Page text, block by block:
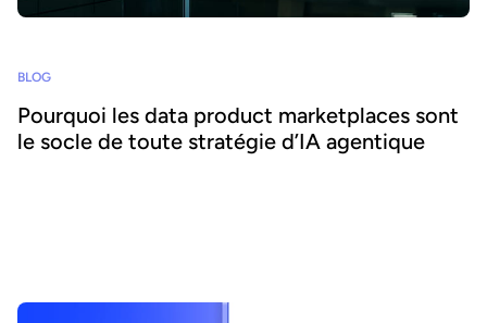
BLOG
Pourquoi les data product marketplaces sont
le socle de toute stratégie d’IA agentique